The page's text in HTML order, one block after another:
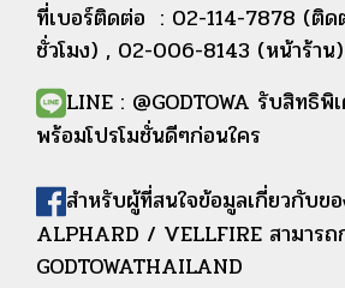
ที่เบอร์ติดต่อ : 02-114-7878 (ติ
ชั่วโมง) , 02-006-8143 (หน้าร้าน
LINE : @GODTOWA รับสิทธิพิ
พร้อมโปรโมชั่นดีๆก่อนใคร
สำหรับผู้ที่สนใจข้อมูลเกี่ยวกับข
ALPHARD / VELLFIRE สามารถ
GODTOWATHAILAND